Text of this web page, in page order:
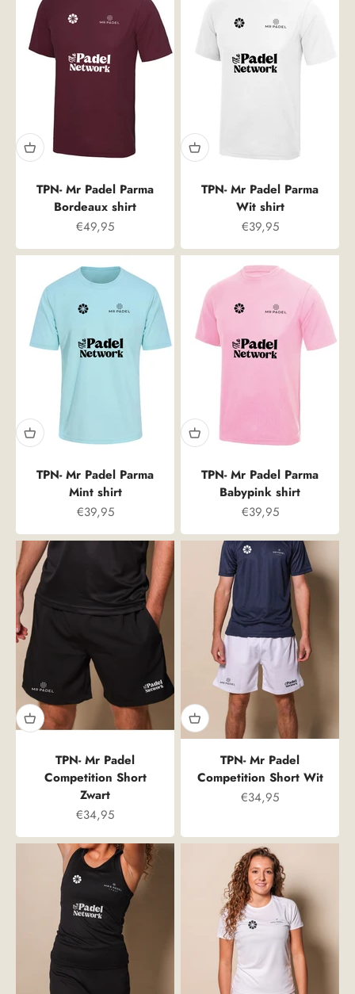
TPN- Mr Padel Parma
Bordeaux shirt
Prix spécial
€49,95
TPN- Mr Padel Parma
Wit shirt
Prix spécial
€39,95
TPN- Mr Padel Parma
Mint shirt
Prix spécial
€39,95
TPN- Mr Padel Parma
Babypink shirt
Prix spécial
€39,95
TPN- Mr Padel
Competition Short
Zwart
Prix spécial
€34,95
TPN- Mr Padel
Competition Short Wit
Prix spécial
€34,95